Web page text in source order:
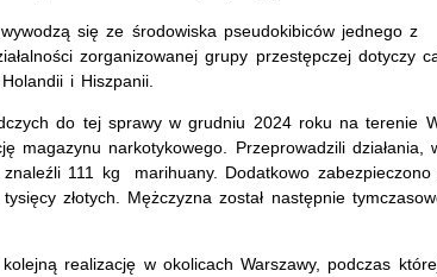
się ze środowiska pseudokibiców jednego z
zorganizowanej grupy przestępczej dotyczy
i Hiszpanii.
do tej sprawy w grudniu 2024 roku na terenie
magazynu narkotykowego. Przeprowadzili działania,
111 kg marihuany. Dodatkowo zabezpieczono
złotych. Mężczyzna został następnie
realizację w okolicach Warszawy, podczas